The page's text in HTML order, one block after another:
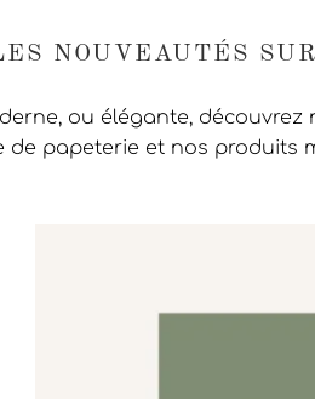
NOUVEAUTÉS
ou élégante,
de papeterie et nos produits